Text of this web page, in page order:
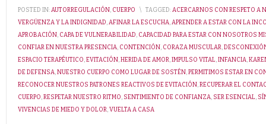
POSTED IN:AUTORREGULACIÓN, CUERPO \ TAGGED:ACERCARNOS CON RESPETO A
VERGÜENZA Y LA INDIGNIDAD,AFINAR LA ESCUCHA,APRENDER A ESTAR CON LA
APROBACIÓN, CAPA DE VULNERABILIDAD, CAPACIDAD PARA ESTAR CON NOSOTROS
CONFIAR EN NUESTRA PRESENCIA, CONTENCIÓN, CORAZA MUSCULAR,
ESPACIO TERAPÉUTICO,EVITACIÓN,HERIDA DE AMOR,IMPULSO VITAL,INFANCIA,
DE DEFENSA,NUESTRO CUERPO COMO LUGAR DE SOSTÉN,PERMITIMOS ESTAR EN
RECONOCER NUESTROS PATRONES REACTIVOS DE EVITACIÓN,RECUPERAR EL
CUERPO,RESPETAR NUESTRO RITMO, SENTIMIENTO DE CONFIANZA, SER ESENCIAL,
VIVENCIAS DE MIEDO Y DOLOR,VUELTA A CASA